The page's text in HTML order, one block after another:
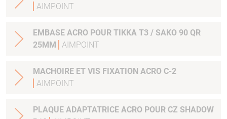
AIMPOINT
EMBASE ACRO POUR TIKKA T3 / SAKO 90 QR
25MM
AIMPOINT
MACHOIRE ET VIS FIXATION ACRO C-2
AIMPOINT
PLAQUE ADAPTATRICE ACRO POUR CZ SHADOW